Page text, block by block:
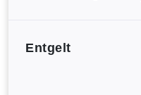
Entgelt